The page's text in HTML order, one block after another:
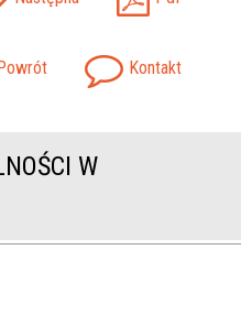
Powrót Kontakt
W